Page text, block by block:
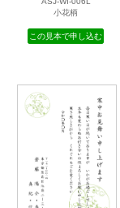
ASJ-WI-006L
小花柄
この見本で申し込む